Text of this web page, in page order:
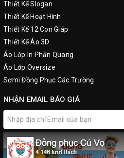
Thiết Kế Slogan
Thiết Kế Hoạt Hình
Thiết Kế 12 Con Giáp
Thiết Kế Áo 3D
Áo Lớp In Phản Quang
Áo Lớp Oversize
Sơmi Đồng Phục Các Trường
NHẬN EMAIL BÁO GIÁ